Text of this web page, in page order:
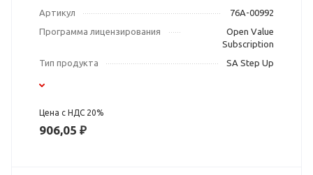
Артикул
76A-00992
Программа лицензирования
Open Value
Subscription
Тип продукта
SA Step Up
Цена с НДС 20%
906,05 ₽